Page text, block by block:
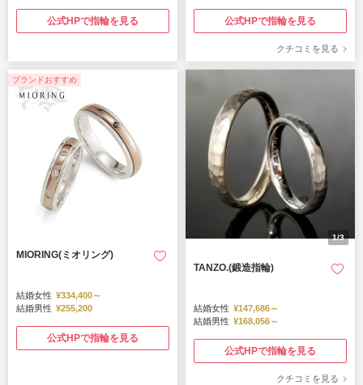
公式HPで指輪を見る 公式HPで指輪を見る
クチコミを見る
ブランドおすすめ
MIORING(ミオリング)
結婚女性 ¥334,400～
結婚男性 ¥255,200
公式HPで指輪を見る
1/3
TANZO.(鍛造指輪)
結婚女性 ¥147,686～
結婚男性 ¥168,056～
公式HPで指輪を見る
クチコミを見る